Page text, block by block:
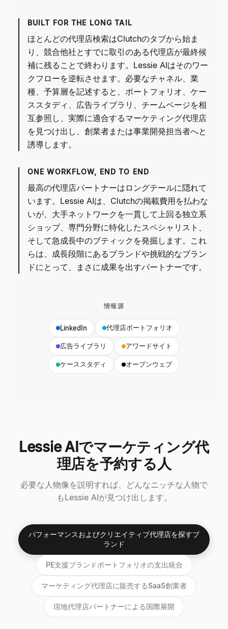
BUILT FOR THE LONG TAIL
ほとんどの代理店検索はClutchのタブから始ま
り、競合他社とすでに取引のある代理店が最終候
補に残ることで終わります。Lessie AIはそのワー
クフローを逆転させます。必要なチャネル、業
種、予算層を記述すると、ポートフォリオ、ケー
ススタディ、広告ライブラリ、チームページを相
互参照し、実際に適合するマーケティング代理店
を見つけ出し、創業者または事業開発担当者へと
誘導します。
ONE WORKFLOW, END TO END
最高の代理店パートナーはロングテールに隠れて
います。Lessie AIは、Clutchの掲載費用を払わな
いが、大手ネットワークを一貫して上回る独立系
ショップ、専門分野に特化したスペシャリスト、
そして急成長中のブティックを発掘します。これ
らは、成長段階にあるブランドや挑戦的なブラン
ドにとって、まさに成果を出すパートナーです。
情報源
LinkedIn 代理店ポートフォリオ
広告ライブラリ アワードサイト
ケーススタディ オープンウェブ
Lessie AIでマーケティング代
理店を予約する人
必要な人物像を説明すれば、どんなニッチな人物で
もLessie AIが見つけ出します。
パフォーマンスおよびクリエイティブ代理店を探すブ
ランド
PE支援ブランドポートフォリオの支出統合
マーケティング代理店に販売するSaaS創業者
現地代理店パートナーによる国際展開